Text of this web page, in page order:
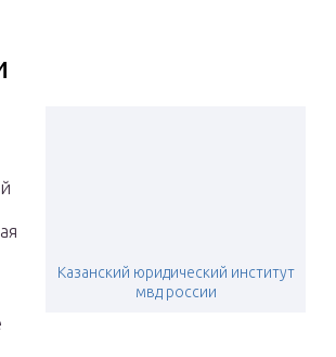
Казанский юридический институт
мвд россии